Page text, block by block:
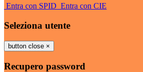
Entra con SPID Entra con CIE
Seleziona utente
button close ×
Recupero password